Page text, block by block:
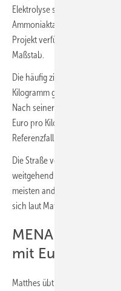
Elektrolyse stammt
Ammoniaktanks würden von
Projekt verfügt über eine
Maßstab.
Die häufig zitierten
Kilogramm grünem
Nach seiner Einschätzung
Euro pro Kilogramm“
Referenzfall.
Die Straße von Hormus sei für
weitgehend irrelevant. Neom
meisten anderen
sich laut Matthes am Roten
MENA-
mit Europa als
Matthes übt deutliche Kritik an